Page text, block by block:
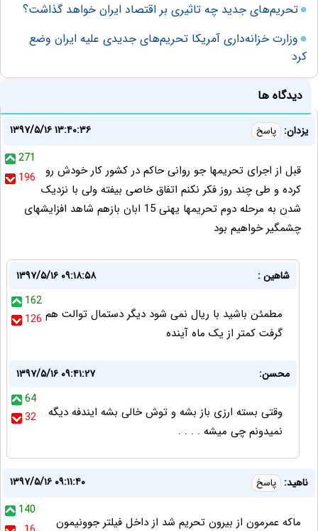
تحریم‌های جدید چه تاثیری بر اقتصاد ایران خواهد گذاشت؟
وزارت خزانه‌داری آمریکا تحریم‌های جدیدی علیه ایران وضع
کرد
دیدگاه ها
یزدان: پاسخ
۱۳۹۷/۵/۱۶ ۱۳:۴۰:۳۶
271
196
قبل از اجرای تحریمها جو روانی حاکم در کشور کار خودش رو
کرده و طی چند روز فکر نکنم اتفاق خاصی بیفته ولی با نزدیک
شدن به مرحله دوم تحریمها یهنی 15 ابان بازهم شاهد افزایشهای
چشمگیر خواهیم بود
شاهین :
۱۳۹۷/۵/۱۶ ۰۹:۱۸:۵۸
162
126 مطمئن باشید با ریال نمی شود دیگر دستمال توالت هم
گرفت کمتر از یک ماه آینده
محسن:
۱۳۹۷/۵/۱۶ ۰۹:۴۱:۲۷
64
32
وقتی بسته ارزی باز بشه و توش خالی بشه ایندفه دیگه
نمیدونم چی میشه . . . .
ناهید: پاسخ
۱۳۹۷/۵/۱۶ ۰۹:۱۱:۴۰
140
ماکه عمرمون از بیرون تحریم شد از داخل فیلتر جوونیمون